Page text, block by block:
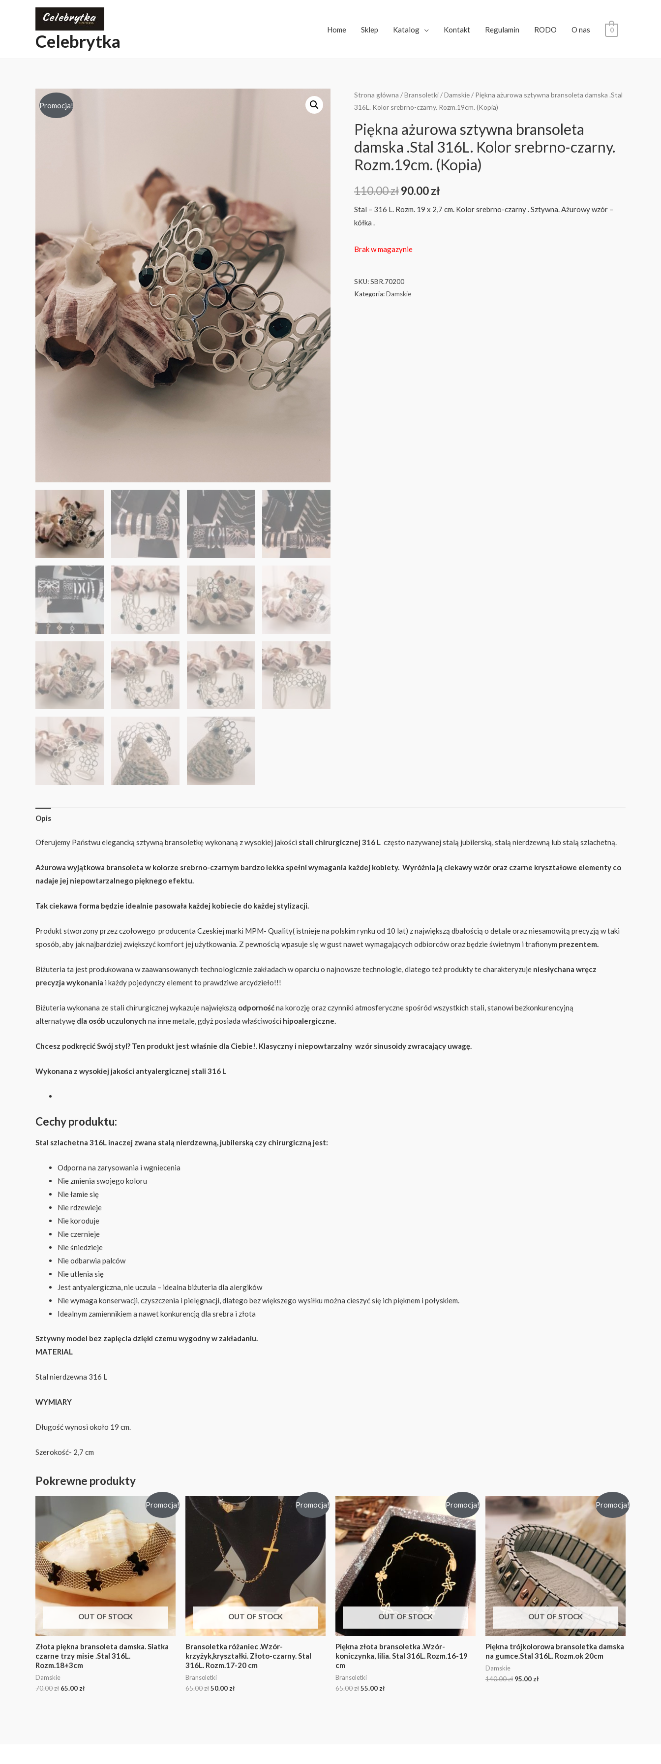
Celebrytka
Home Sklep Katalog Kontakt Regulamin RODO O nas 0
Promocja!
Strona główna /Bransoletki/Damskie/ Piękna ażurowa sztywna bransoleta damska .Stal
316L. Kolor srebrno-czarny. Rozm.19cm. (Kopia)
Piękna ażurowa sztywna bransoleta
damska .Stal 316L. Kolor srebrno-czarny.
Rozm.19cm. (Kopia)
110.00zł90.00zł
Stal – 316 L. Rozm. 19 x 2,7 cm. Kolor srebrno-czarny . Sztywna. Ażurowy wzór –
kółka .
Brak w magazynie
SKU:SBR.70200
Kategoria:Damskie
Opis
Oferujemy Państwu elegancką sztywną bransoletkę wykonaną z wysokiej jakości stali chirurgicznej 316 L często nazywanej stalą jubilerską, stalą nierdzewną lub stalą szlachetną.
Ażurowa wyjątkowa bransoleta w kolorze srebrno-czarnym bardzo lekka spełni wymagania każdej kobiety. Wyróżnia ją ciekawy wzór oraz czarne kryształowe elementy co
nadaje jej niepowtarzalnego pięknego efektu.
Tak ciekawa forma będzie idealnie pasowała każdej kobiecie do każdej stylizacji.
Produkt stworzony przez czołowego producenta Czeskiej marki MPM- Quality( istnieje na polskim rynku od 10 lat) z największą dbałością o detale oraz niesamowitą precyzją w taki
sposób, aby jak najbardziej zwiększyć komfort jej użytkowania. Z pewnością wpasuje się w gust nawet wymagających odbiorców oraz będzie świetnym i trafionym prezentem.
Biżuteria ta jest produkowana w zaawansowanych technologicznie zakładach w oparciu o najnowsze technologie, dlatego też produkty te charakteryzuje niesłychana wręcz
precyzja wykonania i każdy pojedynczy element to prawdziwe arcydzieło!!!
Biżuteria wykonana ze stali chirurgicznej wykazuje największą odpornośćna korozję oraz czynniki atmosferyczne spośród wszystkich stali, stanowi bezkonkurencyjną
alternatywę dla osób uczulonych na inne metale, gdyż posiada właściwości hipoalergiczne.
Chcesz podkręcić Swój styl? Ten produkt jest właśnie dla Ciebie!. Klasyczny i niepowtarzalny wzór sinusoidy zwracający uwagę.
Wykonana z wysokiej jakości antyalergicznej stali 316 L
Cechy produktu:
Stal szlachetna 316L inaczej zwana stalą nierdzewną, jubilerską czy chirurgiczną jest:
Odporna na zarysowania i wgniecenia
Nie zmienia swojego koloru
Nie łamie się
Nie rdzewieje
Nie koroduje
Nie czernieje
Nie śniedzieje
Nie odbarwia palców
Nie utlenia się
Jest antyalergiczna, nie uczula – idealna biżuteria dla alergików
Nie wymaga konserwacji, czyszczenia i pielęgnacji, dlatego bez większego wysiłku można cieszyć się ich pięknem i połyskiem.
Idealnym zamiennikiem a nawet konkurencją dla srebra i złota
Sztywny model bez zapięcia dzięki czemu wygodny w zakładaniu.
MATERIAL
Stal nierdzewna 316 L
WYMIARY
Długość wynosi około 19 cm.
Szerokość- 2,7 cm
Pokrewne produkty
Promocja!
OUT OF STOCK
Złota piękna bransoleta damska. Siatka
czarne trzy misie .Stal 316L.
Rozm.18+3cm
Damskie
70.00zł 65.00zł
Promocja!
OUT OF STOCK
Bransoletka różaniec .Wzór-
krzyżyk,kryształki. Złoto-czarny. Stal
316L. Rozm.17-20 cm
Bransoletki
65.00zł50.00zł
Promocja!
OUT OF STOCK
Piękna złota bransoletka .Wzór-
koniczynka, lilia. Stal 316L. Rozm.16-19
cm
Bransoletki
65.00zł55.00zł
Promocja!
OUT OF STOCK
Piękna trójkolorowa bransoletka damska
na gumce.Stal 316L. Rozm.ok 20cm
Damskie
140.00zł 95.00zł